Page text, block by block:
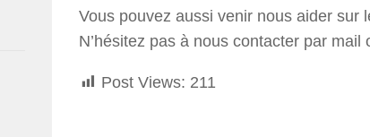
Vous pouvez aussi venir nous aider sur
N’hésitez pas à nous contacter par
Post Views: 211